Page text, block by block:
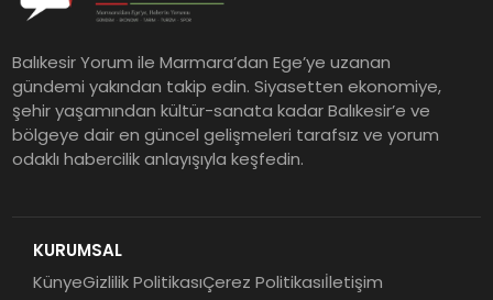
Balıkesir Yorum ile Marmara’dan Ege’ye uzanan
gündemi yakından takip edin. Siyasetten ekonomiye,
şehir yaşamından kültür-sanata kadar Balıkesir’e ve
bölgeye dair en güncel gelişmeleri tarafsız ve yorum
odaklı habercilik anlayışıyla keşfedin.
KURUMSAL
KünyeGizlilik PolitikasıÇerez Politikasıİletişim